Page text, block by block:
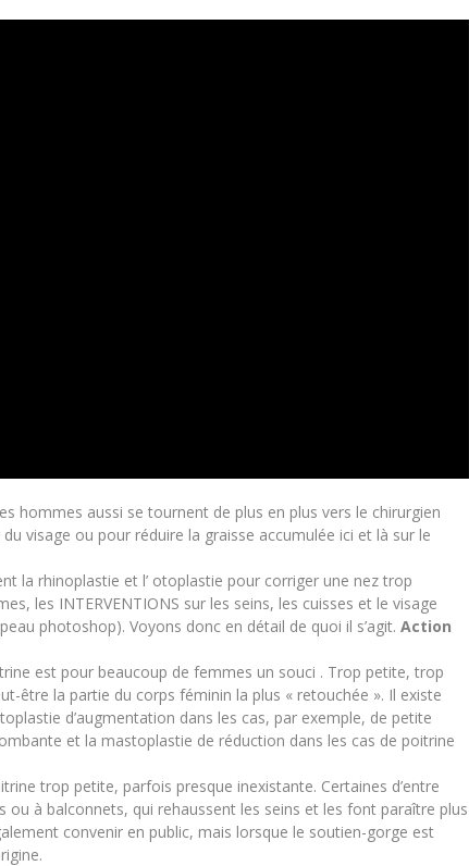
hommes aussi se tournent de plus en plus vers le chirurgien
visage ou pour réduire la graisse accumulée ici et là sur le
la rhinoplastie et l’ otoplastie pour corriger une nez trop
les INTERVENTIONS sur les seins, les cuisses et le visage
photoshop). Voyons donc en détail de quoi il s’agit. Action
est pour beaucoup de femmes un souci . Trop petite, trop
être la partie du corps féminin la plus « retouchée ». Il existe
d’augmentation dans les cas, par exemple, de petite
et la mastoplastie de réduction dans les cas de poitrine
trop petite, parfois presque inexistante. Certaines d’entre
à balconnets, qui rehaussent les seins et les font paraître plus
convenir en public, mais lorsque le soutien-gorge est